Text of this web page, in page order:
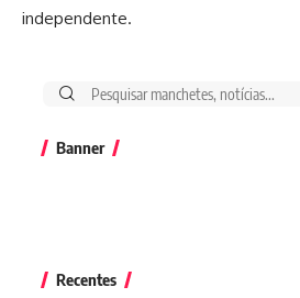
independente.
Banner
Recentes